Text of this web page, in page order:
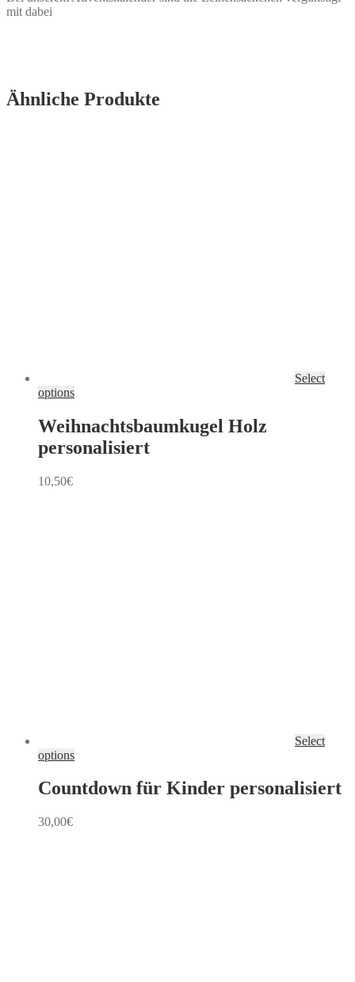
mit dabei
Ähnliche Produkte
Select
options
Weihnachtsbaumkugel Holz
personalisiert
10,50€
Select
options
Countdown für Kinder personalisiert
30,00€